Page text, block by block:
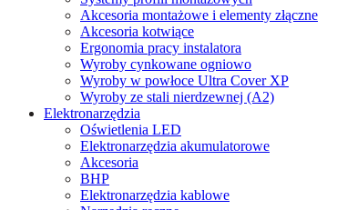
Akcesoria montażowe i elementy złączne
Akcesoria kotwiące
Ergonomia pracy instalatora
Wyroby cynkowane ogniowo
Wyroby w powłoce Ultra Cover XP
Wyroby ze stali nierdzewnej (A2)
Elektronarzędzia
Oświetlenia LED
Elektronarzędzia akumulatorowe
Akcesoria
BHP
Elektronarzędzia kablowe